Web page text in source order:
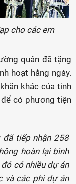
cho các em
quân đã tặng
hoạt hằng ngày.
khác của tỉnh
có phương tiện
đã tiếp nhận 258
hoàn lại bình
có nhiều dự án
và các phi dự án